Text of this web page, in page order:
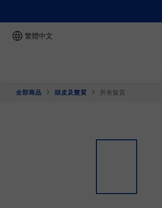
繁體中文
全部商品 頭皮及髮質 所有髮質